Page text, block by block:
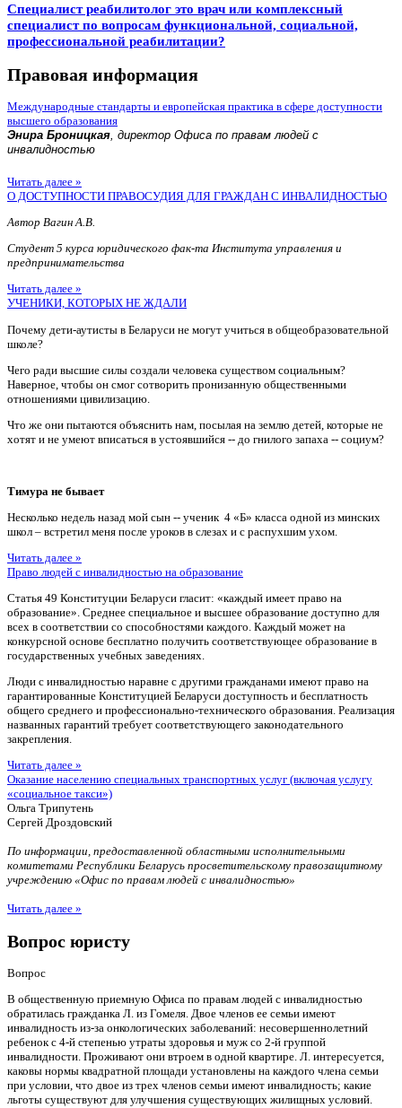
Специалист реабилитолог это врач или комплексный
специалист по вопросам функциональной, социальной,
профессиональной реабилитации?
Правовая информация
Международные стандарты и европейская практика в сфере доступности
высшего образования
Энира Броницкая, директор Офиса по правам людей с
инвалидностью
Читать далее »
О ДОСТУПНОСТИ ПРАВОСУДИЯ ДЛЯ ГРАЖДАН С ИНВАЛИДНОСТЬЮ
Автор Вагин А.В.
Студент 5 курса юридического фак-та Института управления и
предпринимательства
Читать далее »
УЧЕНИКИ, КОТОРЫХ НЕ ЖДАЛИ
Почему дети-аутисты в Беларуси не могут учиться в общеобразовательной
школе?
Чего ради высшие силы создали человека существом социальным?
Наверное, чтобы он смог сотворить пронизанную общественными
отношениями цивилизацию.
Что же они пытаются объяснить нам, посылая на землю детей, которые не
хотят и не умеют вписаться в устоявшийся -- до гнилого запаха -- социум?
Тимура не бывает
Несколько недель назад мой сын -- ученик 4 «Б» класса одной из минских
школ – встретил меня после уроков в слезах и с распухшим ухом.
Читать далее »
Право людей с инвалидностью на образование
Статья 49 Конституции Беларуси гласит: «каждый имеет право на
образование». Среднее специальное и высшее образование доступно для
всех в соответствии со способностями каждого. Каждый может на
конкурсной основе бесплатно получить соответствующее образование в
государственных учебных заведениях.
Люди с инвалидностью наравне с другими гражданами имеют право на
гарантированные Конституцией Беларуси доступность и бесплатность
общего среднего и профессионально-технического образования. Реализация
названных гарантий требует соответствующего законодательного
закрепления.
Читать далее »
Оказание населению специальных транспортных услуг (включая услугу
«социальное такси»)
Ольга Трипутень
Сергей Дроздовский
По информации, предоставленной областными исполнительными
комитетами Республики Беларусь просветительскому правозащитному
учреждению «Офис по правам людей с инвалидностью»
Читать далее »
Вопрос юристу
Вопрос
В общественную приемную Офиса по правам людей с инвалидностью
обратилась гражданка Л. из Гомеля. Двое членов ее семьи имеют
инвалидность из-за онкологических заболеваний: несовершеннолетний
ребенок с 4-й степенью утраты здоровья и муж со 2-й группой
инвалидности. Проживают они втроем в одной квартире. Л. интересуется,
каковы нормы квадратной площади установлены на каждого члена семьи
при условии, что двое из трех членов семьи имеют инвалидность; какие
льготы существуют для улучшения существующих жилищных условий.